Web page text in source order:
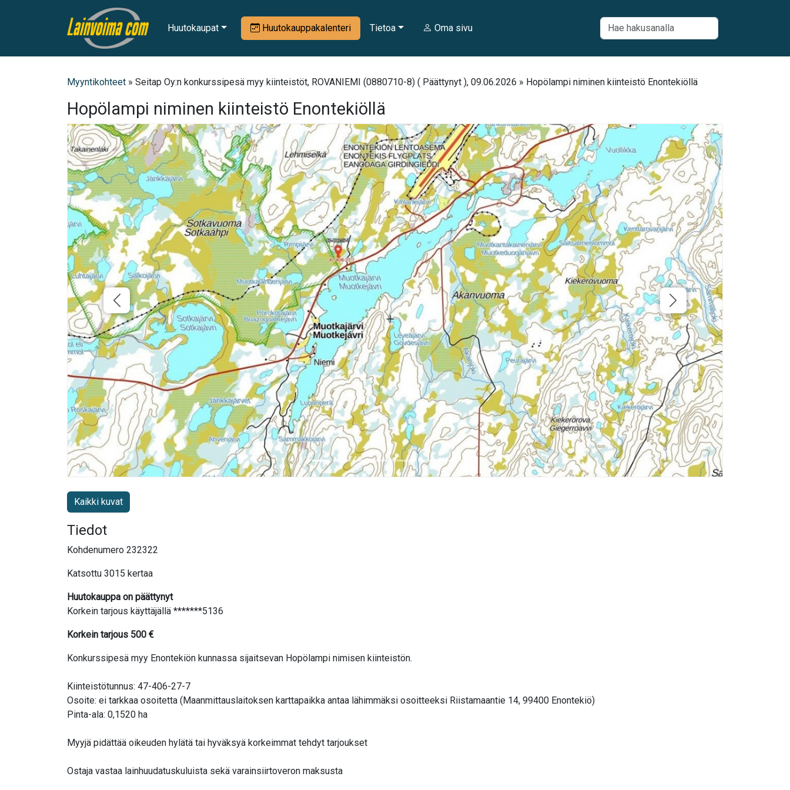
Huutokaupat Huutokauppakalenteri Tietoa Oma sivu
Myyntikohteet » Seitap Oy:n konkurssipesä myy kiinteistöt, ROVANIEMI (0880710-8) ( Päättynyt ), 09.06.2026 » Hopölampi niminen kiinteistö Enontekiöllä
Hopölampi niminen kiinteistö Enontekiöllä
Kaikki kuvat
Tiedot
Kohdenumero 232322
Katsottu 3015 kertaa
Huutokauppa on päättynyt
Korkein tarjous käyttäjällä *******5136
Korkein tarjous 500 €
Konkurssipesä myy Enontekiön kunnassa sijaitsevan Hopölampi nimisen kiinteistön.
Kiinteistötunnus: 47-406-27-7
Osoite: ei tarkkaa osoitetta (Maanmittauslaitoksen karttapaikka antaa lähimmäksi osoitteeksi Riistamaantie 14, 99400 Enontekiö)
Pinta-ala: 0,1520 ha
Myyjä pidättää oikeuden hylätä tai hyväksyä korkeimmat tehdyt tarjoukset
Ostaja vastaa lainhuudatuskuluista sekä varainsiirtoveron maksusta